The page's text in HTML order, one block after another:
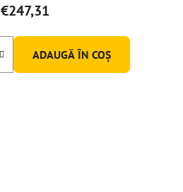
€247,31
ADAUGĂ ÎN COŞ